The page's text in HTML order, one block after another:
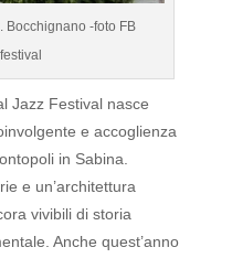
Bocchignano -foto FB
Jazz Festival nasce
e accoglienza
in Sabina.
e un’architettura
vivibili di storia
Anche quest’anno